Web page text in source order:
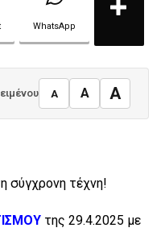
WhatsApp
A A A
σύγχρονη τέχνη!
της 29.4.2025 με